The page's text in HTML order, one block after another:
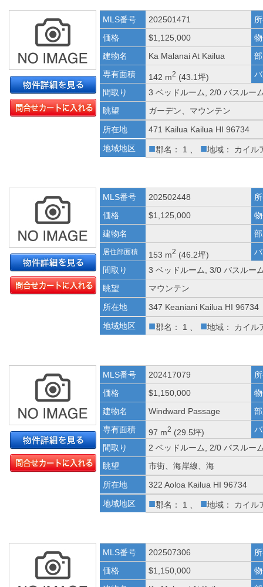
MLS番号 202501471
価格
$1,125,000
建物名
Ka Malanai At Kailua
専有面積
142 m2 (43.1坪)
間取り
3 ベッドルーム, 2/0 バスルー
眺望
ガーデン、マウンテン
所在地
471 Kailua Kailua HI 96734
地域地区
■郡名： 1 、 ■地域： カイル
MLS番号 202502448
価格
$1,125,000
建物名
居住部面積 153 m2 (46.2坪)
間取り
3 ベッドルーム, 3/0 バスルー
眺望
マウンテン
所在地
347 Keaniani Kailua HI 96734
地域地区
■郡名： 1 、 ■地域： カイル
MLS番号 202417079
価格
$1,150,000
建物名
Windward Passage
専有面積
97 m2 (29.5坪)
間取り
2 ベッドルーム, 2/0 バスルー
眺望
市街、海岸線、海
所在地
322 Aoloa Kailua HI 96734
地域地区
■郡名： 1 、 ■地域： カイル
MLS番号 202507306
価格
$1,150,000